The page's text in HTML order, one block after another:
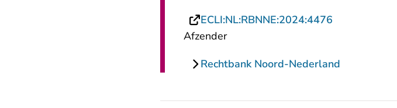
ECLI:NL:RBNNE:2024:4476
Afzender
Rechtbank Noord-Nederland